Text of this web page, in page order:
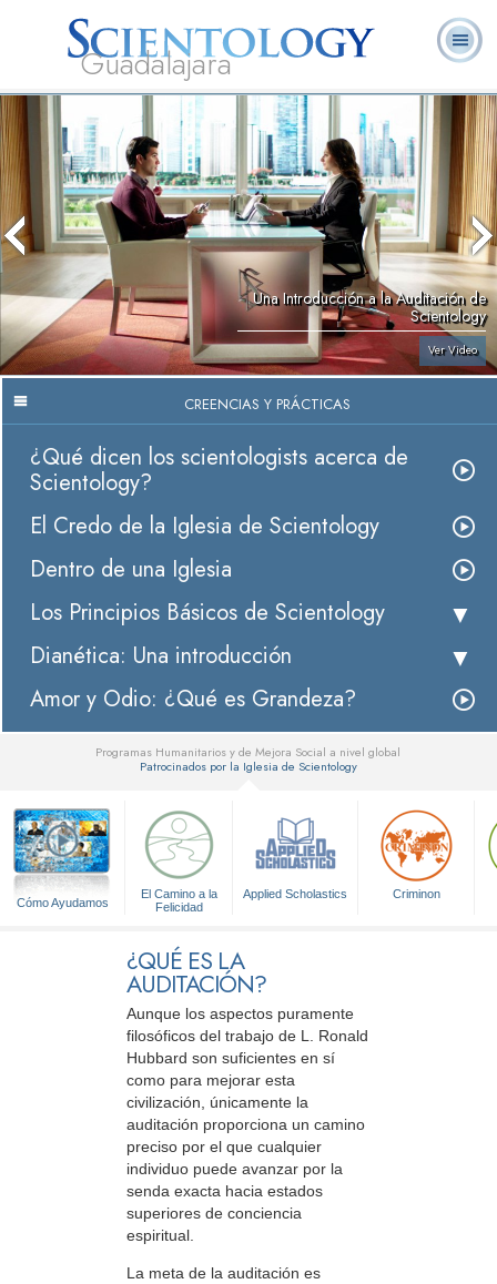
Guadalajara
Scientology?
Ministros
Voluntarios
Frecuentes
Libros
Una Introducción a la Auditación de
Scientology
Ver Video
CREENCIAS Y PRÁCTICAS
¿Qué dicen los scientologists acerca de
Scientology?
El Credo de la Iglesia de Scientology
Dentro de una Iglesia
Los Principios Básicos de Scientology
Dianética: Una introducción
Amor y Odio: ¿Qué es Grandeza?
Programas Humanitarios y de Mejora Social a nivel global
Patrocinados por la Iglesia de Scientology
Cómo Ayudamos
El Camino a la
Felicidad
Applied Scholastics Criminon
¿QUÉ ES LA
AUDITACIÓN?
Aunque los aspectos puramente
filosóficos del trabajo de L. Ronald
Hubbard son suficientes en sí
como para mejorar esta
civilización, únicamente la
auditación proporciona un camino
preciso por el que cualquier
individuo puede avanzar por la
senda exacta hacia estados
superiores de conciencia
espiritual.
La meta de la auditación es